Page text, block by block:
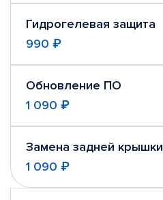
Гидрогелевая защита
990 ₽
Обновление ПО
1 090 ₽
Замена задней крышки
1 090 ₽